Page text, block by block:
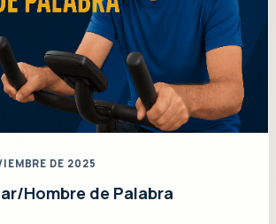
DE 2025
Hombre de Palabra